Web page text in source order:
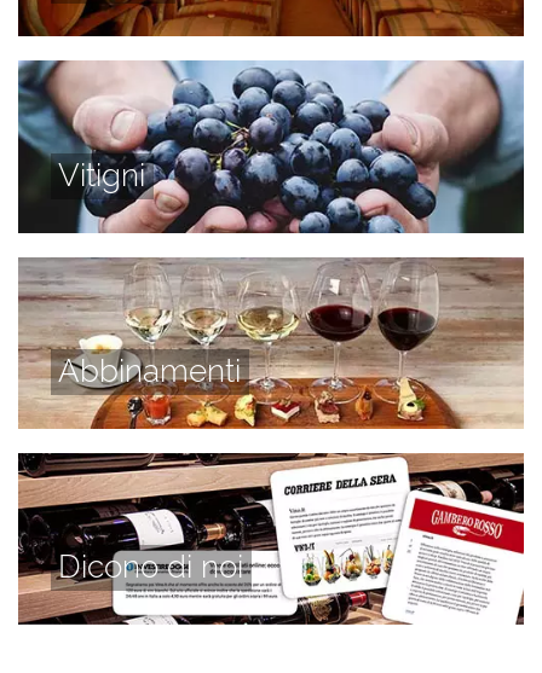
Vitigni
Abbinamenti
Dicono di noi